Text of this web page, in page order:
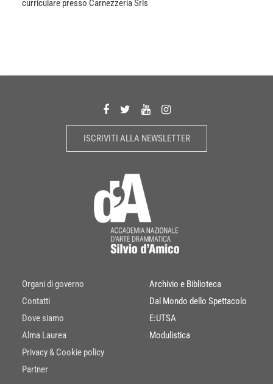
curriculare presso Carnezzeria Srls
ISCRIVITI ALLA NEWSLETTER
Organi di governo
Contatti
Dove siamo
Alma Laurea
Privacy & Cookie policy
Partner
Archivio e Biblioteca
Dal Mondo dello Spettacolo
E:UTSA
Modulistica